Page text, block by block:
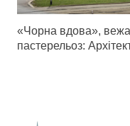
«Чорна вдова»,
пастерельоз: